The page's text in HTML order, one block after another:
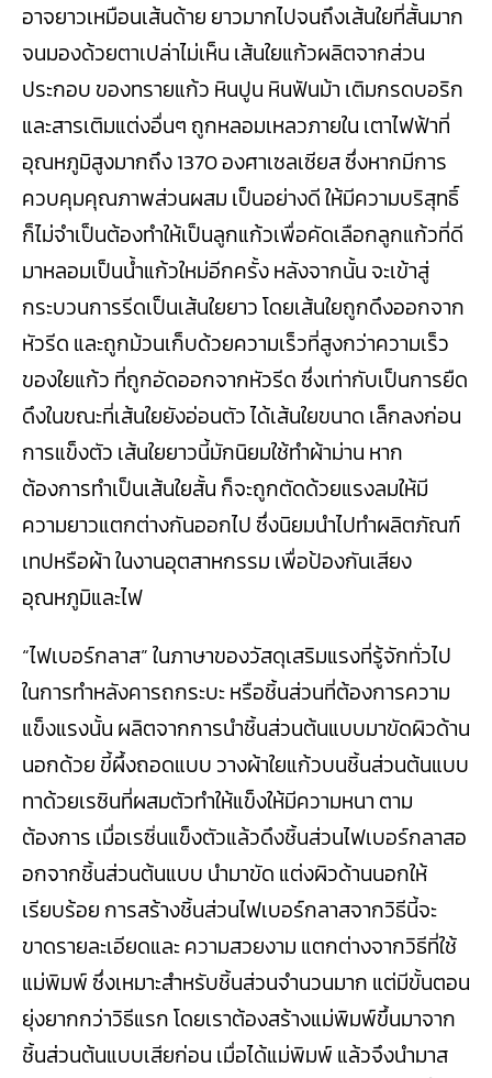
อาจยาวเหมือนเส้นด้าย ยาวมากไปจนถึงเส้นใยที่สั้นมาก
จนมองด้วยตาเปล่าไม่เห็น เส้นใยแก้วผลิตจากส่วน
ประกอบ ของทรายแก้ว หินปูน หินฟันม้า เติมกรดบอริก
และสารเติมแต่งอื่นๆ ถูกหลอมเหลวภายใน เตาไฟฟ้าที่
อุณหภูมิสูงมากถึง 1370 องศาเซลเซียส ซึ่งหากมีการ
ควบคุมคุณภาพส่วนผสม เป็นอย่างดี ให้มีความบริสุทธิ์
ก็ไม่จำเป็นต้องทำให้เป็นลูกแก้วเพื่อคัดเลือกลูกแก้วที่ดี
มาหลอมเป็นน้ำแก้วใหม่อีกครั้ง หลังจากนั้น จะเข้าสู่
กระบวนการรีดเป็นเส้นใยยาว โดยเส้นใยถูกดึงออกจาก
หัวรีด และถูกม้วนเก็บด้วยความเร็วที่สูงกว่าความเร็ว
ของใยแก้ว ที่ถูกอัดออกจากหัวรีด ซึ่งเท่ากับเป็นการยืด
ดึงในขณะที่เส้นใยยังอ่อนตัว ได้เส้นใยขนาด เล็กลงก่อน
การแข็งตัว เส้นใยยาวนี้มักนิยมใช้ทำผ้าม่าน หาก
ต้องการทำเป็นเส้นใยสั้น ก็จะถูกตัดด้วยแรงลมให้มี
ความยาวแตกต่างกันออกไป ซึ่งนิยมนำไปทำผลิตภัณฑ์
เทปหรือผ้า ในงานอุตสาหกรรม เพื่อป้องกันเสียง
อุณหภูมิและไฟ
“ไฟเบอร์กลาส” ในภาษาของวัสดุเสริมแรงที่รู้จักทั่วไป
ในการทำหลังคารถกระบะ หรือชิ้นส่วนที่ต้องการความ
แข็งแรงนั้น ผลิตจากการนำชิ้นส่วนต้นแบบมาขัดผิวด้าน
นอกด้วย ขี้ผึ้งถอดแบบ วางผ้าใยแก้วบนชิ้นส่วนต้นแบบ
ทาด้วยเรซินที่ผสมตัวทำให้แข็งให้มีความหนา ตาม
ต้องการ เมื่อเรซิ่นแข็งตัวแล้วดึงชิ้นส่วนไฟเบอร์กลาสอ
อกจากชิ้นส่วนต้นแบบ นำมาขัด แต่งผิวด้านนอกให้
เรียบร้อย การสร้างชิ้นส่วนไฟเบอร์กลาสจากวิธีนี้จะ
ขาดรายละเอียดและ ความสวยงาม แตกต่างจากวิธีที่ใช้
แม่พิมพ์ ซึ่งเหมาะสำหรับชิ้นส่วนจำนวนมาก แต่มีขั้นตอน
ยุ่งยากกว่าวิธีแรก โดยเราต้องสร้างแม่พิมพ์ขึ้นมาจาก
ชิ้นส่วนต้นแบบเสียก่อน เมื่อได้แม่พิมพ์ แล้วจึงนำมาส